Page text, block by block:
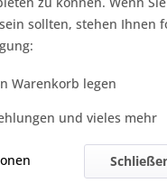
sollten, stehen Ihnen
Warenkorb legen
und vieles mehr